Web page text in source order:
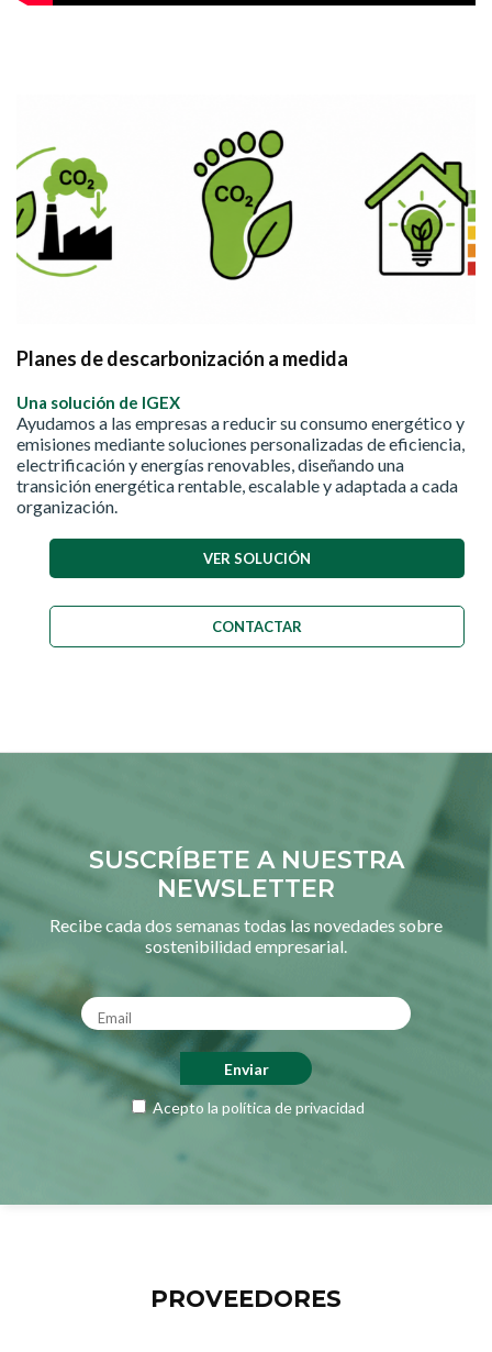
Planes de descarbonización a medida
Una solución de IGEX
Ayudamos a las empresas a reducir su consumo energético y
emisiones mediante soluciones personalizadas de eficiencia,
electrificación y energías renovables, diseñando una
transición energética rentable, escalable y adaptada a cada
organización.
VER SOLUCIÓN
CONTACTAR
SUSCRÍBETE A NUESTRA
NEWSLETTER
Recibe cada dos semanas todas las novedades sobre
sostenibilidad empresarial.
Acepto la política de privacidad
PROVEEDORES